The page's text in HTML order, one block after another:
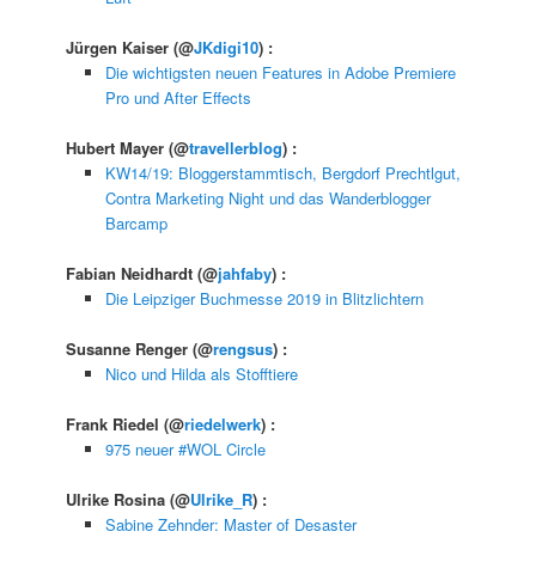
Jürgen Kaiser(@JKdigi10) :
Die wichtigsten neuen Features in Adobe Premiere
Pro und After Effects
Hubert Mayer(@travellerblog) :
KW14/19: Bloggerstammtisch, Bergdorf Prechtlgut,
Contra Marketing Night und das Wanderblogger
Barcamp
Fabian Neidhardt(@jahfaby) :
Die Leipziger Buchmesse 2019 in Blitzlichtern
Susanne Renger(@rengsus) :
Nico und Hilda als Stofftiere
Frank Riedel(@riedelwerk) :
975 neuer #WOL Circle
Ulrike Rosina(@Ulrike_R) :
Sabine Zehnder: Master of Desaster